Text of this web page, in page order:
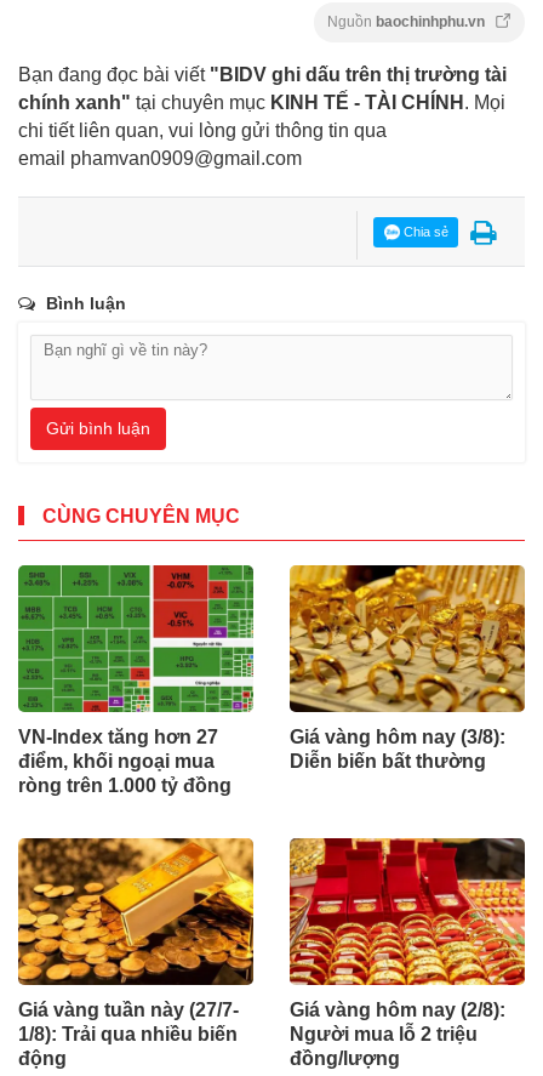
Nguồn baochinhphu.vn
Bạn đang đọc bài viết "BIDV ghi dấu trên thị trường tài
chính xanh" tại chuyên mục KINH TẾ - TÀI CHÍNH . Mọi
chi tiết liên quan, vui lòng gửi thông tin qua
email phamvan0909@gmail.com
Chia sẻ
Bình luận
Gửi bình luận
CÙNG CHUYÊN MỤC
VN-Index tăng hơn 27
điểm, khối ngoại mua
ròng trên 1.000 tỷ đồng
Giá vàng hôm nay (3/8):
Diễn biến bất thường
Giá vàng tuần này (27/7-
1/8): Trải qua nhiều biến
động
Giá vàng hôm nay (2/8):
Người mua lỗ 2 triệu
đồng/lượng